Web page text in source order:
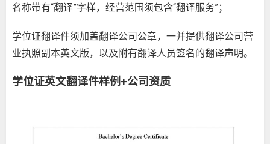
名称带有“翻译”字样，经营范围须包含“翻译服务”；
学位证翻译件须加盖翻译公司公章，一并提供翻译公司营
业执照副本英文版，以及附有翻译人员签名的翻译声明。
学位证英文翻译件样例+公司资质